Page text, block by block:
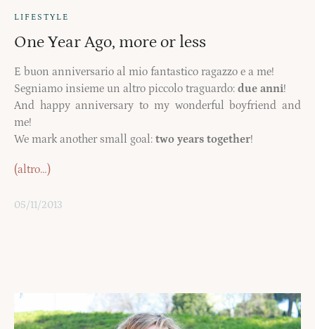
LIFESTYLE
One Year Ago, more or less
E buon anniversario al mio fantastico ragazzo e a me!
Segniamo insieme un altro piccolo traguardo: due anni!
And happy anniversary to my wonderful boyfriend and
me!
We mark another small goal: two years together!
(altro…)
05/11/2013